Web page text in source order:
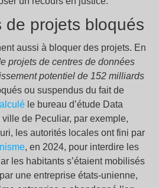
de projets bloqués
aussi à bloquer des projets. En
projets de centres de données
potentiel de 152 milliards
ou suspendus du fait de
le bureau d’étude Data
de Peculiar, par exemple,
les autorités locales ont fini par
, en 2024, pour interdire les
les habitants s’étaient mobilisés
une entreprise états-unienne,